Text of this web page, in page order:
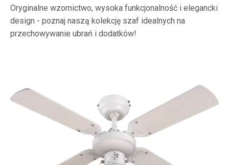
Oryginalne wzornictwo, wysoka funkcjonalność i elegancki
design - poznaj naszą kolekcję szaf idealnych na
przechowywanie ubrań i dodatków!